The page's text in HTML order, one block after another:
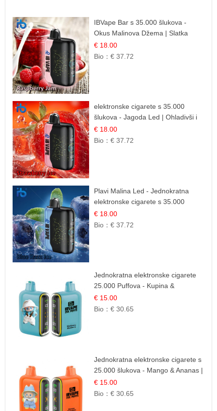
IBVape Bar s 35.000 šlukova -
Okus Malinova Džema | Slatka
Voćna Aroma
€ 18.00
Bio：€ 37.72
elektronske cigarete s 35.000
šlukova - Jagoda Led | Ohladivši i
Osježavajući Okus
€ 18.00
Bio：€ 37.72
Plavi Malina Led - Jednokratna
elektronske cigarete s 35.000
šlukova | IBVape
€ 18.00
Bio：€ 37.72
Jednokratna elektronske cigarete
25.000 Puffova - Kupina &
Borovnica | Šumska Voćna
Mješavina
€ 15.00
Bio：€ 30.65
Jednokratna elektronske cigarete s
25.000 šlukova - Mango & Ananas |
Egzotična Voćna Mješavina
€ 15.00
Bio：€ 30.65